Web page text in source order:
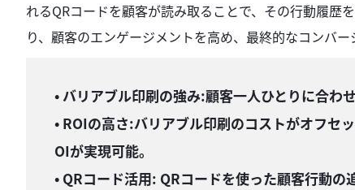
れるQRコードを顧客が読み取ることで、その行動履歴
り、顧客のエンゲージメントを高め、最終的なコンバー
• バリアブル印刷の強み:顧客一人ひとりに合わ
• ROIの高さ:バリアブル印刷のコストがオフセ
OIが実現可能。
• QRコード活用: QRコードを使った顧客行動の